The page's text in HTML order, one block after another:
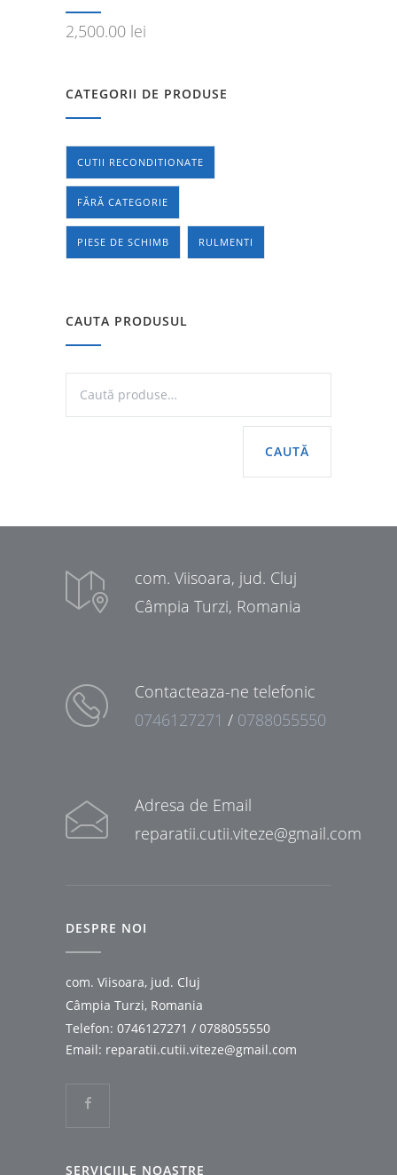
2,500.00 lei
CATEGORII DE PRODUSE
CUTII RECONDITIONATE
FĂRĂ CATEGORIE
PIESE DE SCHIMB RULMENTI
CAUTA PRODUSUL
CAUTĂ
com. Viisoara, jud. Cluj
Câmpia Turzi, Romania
Contacteaza-ne telefonic
0746127271 / 0788055550
Adresa de Email
reparatii.cutii.viteze@gmail.com
DESPRE NOI
com. Viisoara, jud. Cluj
Câmpia Turzi, Romania
Telefon: 0746127271 / 0788055550
Email: reparatii.cutii.viteze@gmail.com
SERVICIILE NOASTRE